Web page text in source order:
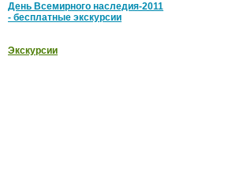
День Всемирного наследия-2011
- бесплатные экскурсии
Экскурсии